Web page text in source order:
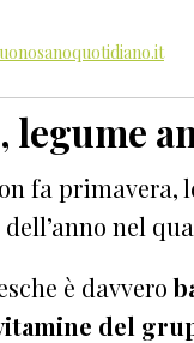
legume
fa primavera,
nel
è davvero
del